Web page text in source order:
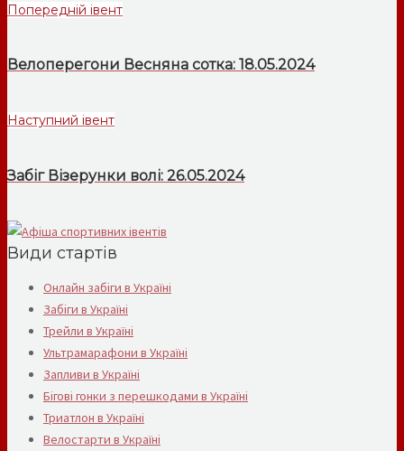
Попередній івент
Велоперегони Весняна сотка: 18.05.2024
Наступний івент
Забіг Візерунки волі: 26.05.2024
Види стартів
Онлайн забіги в Україні
Забіги в Україні
Трейли в Україні
Ультрамарафони в Україні
Запливи в Україні
Бігові гонки з перешкодами в Україні
Триатлон в Україні
Велостарти в Україні